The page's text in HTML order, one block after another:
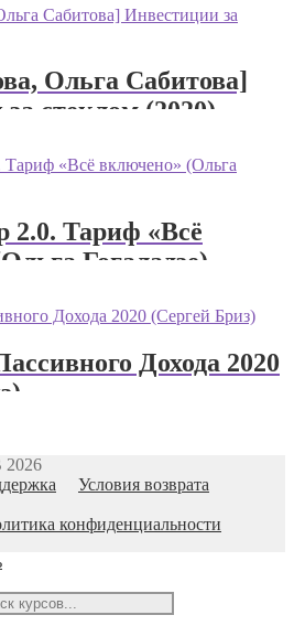
Ольга Сабитова]
стеклом (2020)
2.0. Тариф «Всё
Гогаладзе)
Дохода 2020
Условия возврата
конфиденциальности